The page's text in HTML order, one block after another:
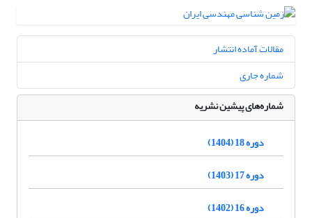
مقالات آماده انتشار
شماره جاری
شماره‌های پیشین نشریه
دوره 18 (1404)
دوره 17 (1403)
دوره 16 (1402)